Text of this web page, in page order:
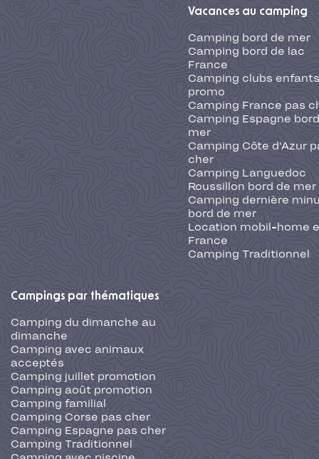
Vacances au camping
Camping bord de mer
Camping bord de lac
France
Camping clubs
promo
Camping France pas
Camping Espagne
mer
Camping Côte d'Azur
cher
Camping Languedoc
Roussillon bord de mer
Camping dernière
bord de mer
Location mobil-home
France
Camping Traditionnel
Campings par thématiques
Camping du dimanche au
dimanche
Camping avec animaux
acceptés
Camping juillet promotion
Camping août promotion
Camping familial
Camping Corse pas cher
Camping Espagne pas cher
Camping Traditionnel